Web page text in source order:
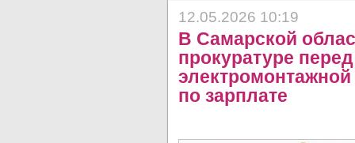
12.05.2026 10:19
В Самарской
прокуратуре
по зарплате